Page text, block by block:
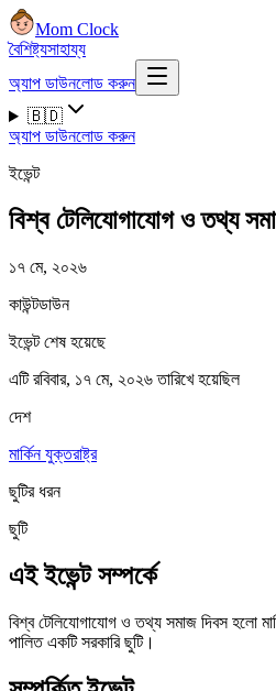
Mom Clock
বৈশিষ্ট্যসাহায্য
অ্যাপ ডাউনলোড করুন
🇧🇩
অ্যাপ ডাউনলোড করুন
ইভেন্ট
বিশ্ব টেলিযোগাযোগ ও তথ্য
১৭ মে, ২০২৬
কাউন্টডাউন
ইভেন্ট শেষ হয়েছে
এটি রবিবার, ১৭ মে, ২০২৬ তারিখে হয়েছিল
দেশ
মার্কিন যুক্তরাষ্ট্র
ছুটির ধরন
ছুটি
এই ইভেন্ট সম্পর্কে
বিশ্ব টেলিযোগাযোগ ও তথ্য সমাজ দিবস হলো
পালিত একটি সরকারি ছুটি।